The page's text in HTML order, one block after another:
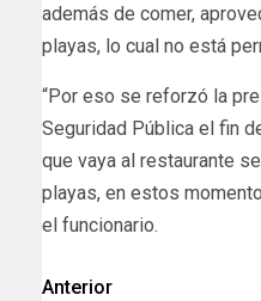
además de comer,
playas, lo cual no está
“Por eso se reforzó la
Seguridad Pública el fin
que vaya al restaurante
playas, en estos
el funcionario.
Anterior